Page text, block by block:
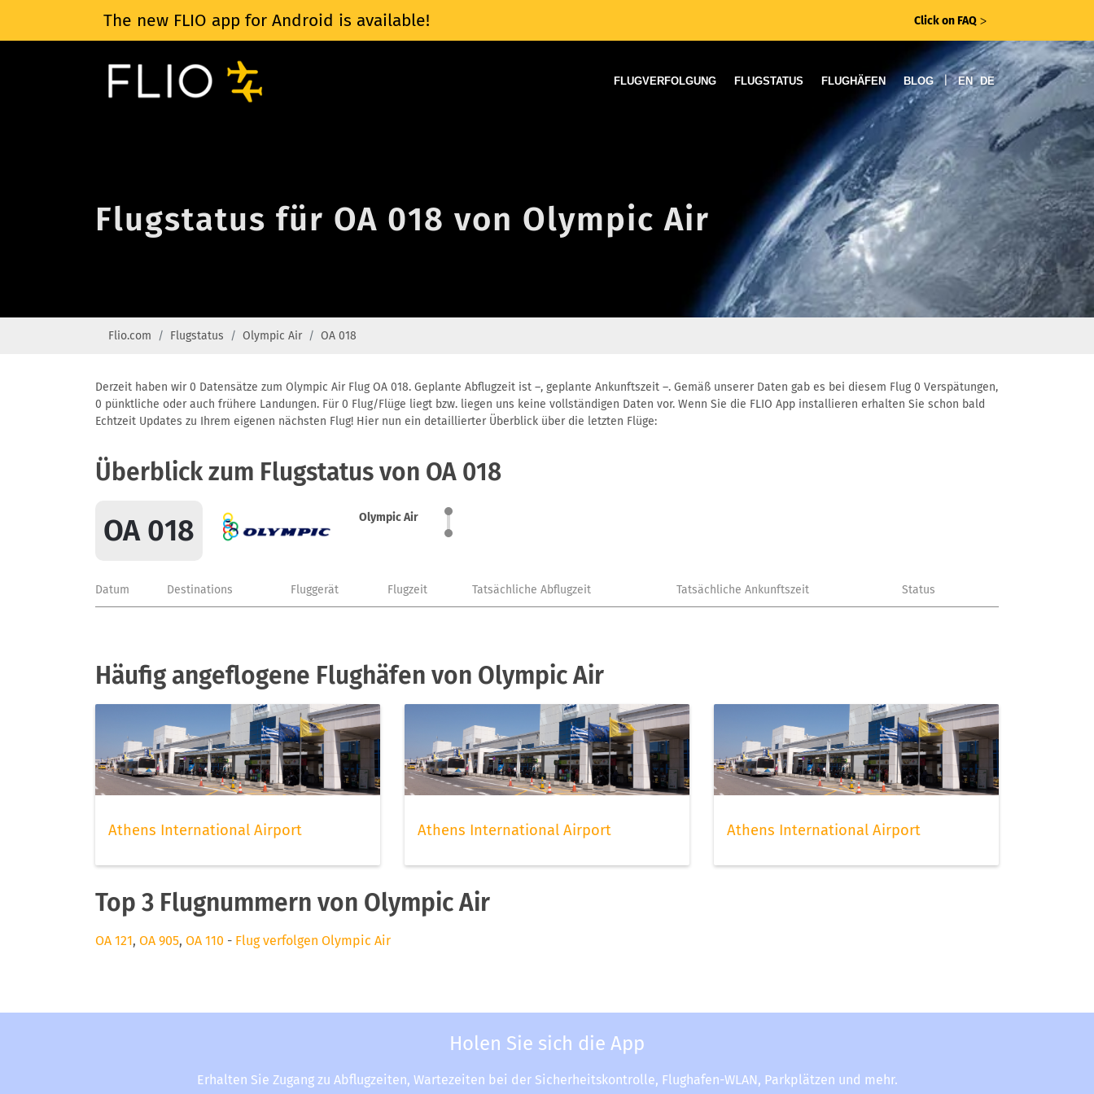
The new FLIO app for Android is available! Click on FAQ ᐳ
FLUGVERFOLGUNG FLUGSTATUS FLUGHÄFEN BLOG | EN DE
Flugstatus für OA 018 von Olympic Air
Flio.com Flugstatus Olympic Air OA 018
Derzeit haben wir 0 Datensätze zum Olympic Air Flug OA 018. Geplante Abflugzeit ist –, geplante Ankunftszeit –. Gemäß unserer Daten gab es bei diesem Flug 0 Verspätungen,
0 pünktliche oder auch frühere Landungen. Für 0 Flug/Flüge liegt bzw. liegen uns keine vollständigen Daten vor. Wenn Sie die FLIO App installieren erhalten Sie schon bald
Echtzeit Updates zu Ihrem eigenen nächsten Flug! Hier nun ein detaillierter Überblick über die letzten Flüge:
Überblick zum Flugstatus von OA 018
OA 018 Olympic Air
Datum Destinations Fluggerät Flugzeit Tatsächliche Abflugzeit Tatsächliche Ankunftszeit Status
Häufig angeflogene Flughäfen von Olympic Air
Athens International Airport Athens International Airport Athens International Airport
Top 3 Flugnummern von Olympic Air
OA 121, OA 905, OA 110 - Flug verfolgen Olympic Air
Holen Sie sich die App
Erhalten Sie Zugang zu Abflugzeiten, Wartezeiten bei der Sicherheitskontrolle, Flughafen-WLAN, Parkplätzen und mehr.